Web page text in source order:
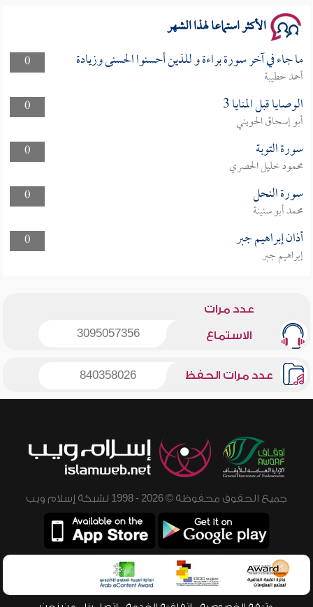
الأكثر استماعا لهذا الشهر
0 ما جاء في آخر سورة براءة و للذين أحسنوا الحسنى وزيادة
أحمد حطيبة
0
الوصايا قبل المنايا 3
أبو إسحاق الحويني
0
سورة التوبة
محمود خليل الحصري
0
سورة النحل
محمد أبو سنينة
0
أذان إبراهيم جبر
إبراهيم جبر
عدد مرات
الاستماع 3095057356
عدد مرات الحفظ 840358026
جميع الحقوق محفوظة © 2026 - 1998 لشبكة إسلام ويب